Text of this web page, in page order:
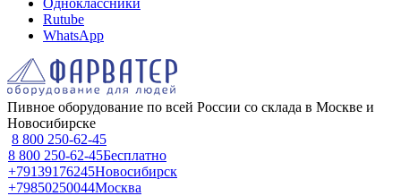
Одноклассники
Rutube
WhatsApp
Пивное оборудование по всей России со склада в Москве и
Новосибирске
8 800 250-62-45
8 800 250-62-45Бесплатно
+79139176245Новосибирск
+79850250044Москва